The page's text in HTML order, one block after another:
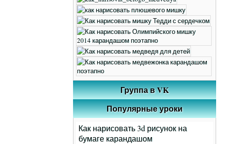
Группа в VK
Популярные уроки
Как нарисовать 3d рисунок на
бумаге карандашом